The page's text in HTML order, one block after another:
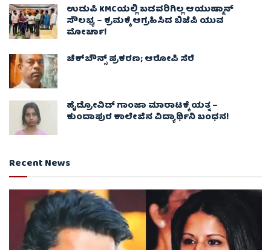
ಉಡುಪಿ KMCಯಲ್ಲಿ ಬಡವರಿಗಿಲ್ಲ ಆಯುಷ್ಮಾನ್
ಸೌಲಭ್ಯ – ಕ್ರಮಕ್ಕೆ ಆಗ್ರಹಿಸಿದ ಬಿಜೆಪಿ ಯುವ
ಮೋರ್ಚಾ!
ಚೆಕ್​ಬೌನ್ಸ್​ ಪ್ರಕರಣ; ಆರೋಪಿ ಸೆರೆ
ಹೈಡ್ರೋವಿಡ್ ಗಾಂಜಾ ಮಾರಾಟಕ್ಕೆ ಯತ್ನ –
ಕುಂದಾಪುರ ಕಾಲೇಜಿನ ವಿದ್ಯಾರ್ಥಿನಿ ಬಂಧನ!
Recent News